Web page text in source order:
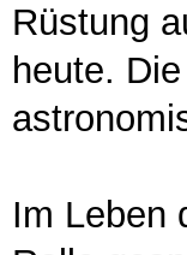
Rüstung
heute.
Im Leben